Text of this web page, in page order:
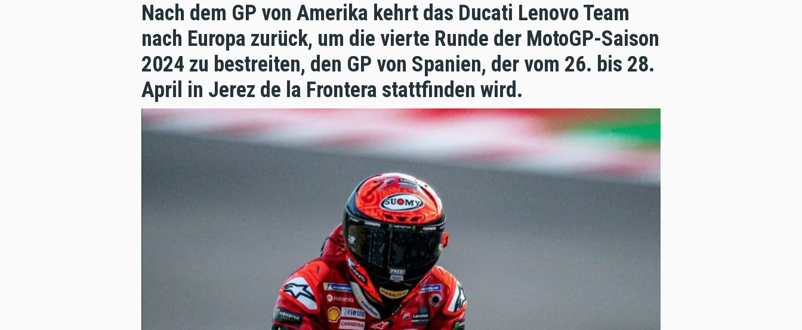
Nach dem GP von Amerika kehrt das Ducati Lenovo Team
nach Europa zurück, um die vierte Runde der MotoGP-Saison
2024 zu bestreiten, den GP von Spanien, der vom 26. bis 28.
April in Jerez de la Frontera stattfinden wird.